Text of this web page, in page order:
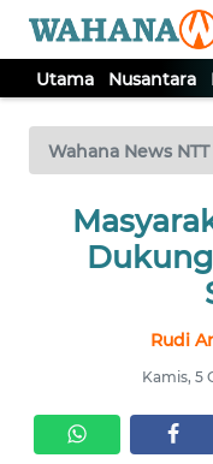
Utama Nusantara
Wahana News NTT
Rudi
Kamis, 5
TV
Tutup
UTAMA
SERBA-
SERBI